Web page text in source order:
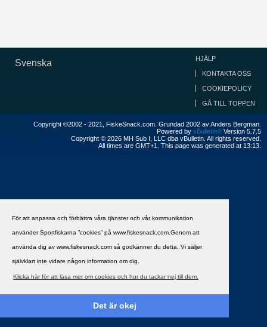
För att anpassa och förbättra våra tjänster och vår kommunikation
använder Sportfiskarna ”cookies” på www.fiskesnack.com.Genom att
använda dig av www.fiskesnack.com så godkänner du detta. Vi säljer
självklart inte vidare någon information om dig.
Klicka här för att läsa mer om cookies och hur du tackar nej till dem.
Det är okej
Svenska HJÄLP
KONTAKTA OSS
COOKIEPOLICY
GÅ TILL TOPPEN
Copyright ©2002 - 2021, FiskeSnack.com. Grundad 2002 av Anders Bergman.
Powered by vBulletin® Version 5.7.5
Copyright © 2026 MH Sub I, LLC dba vBulletin. All rights reserved.
All times are GMT+1. This page was generated at 13:13.